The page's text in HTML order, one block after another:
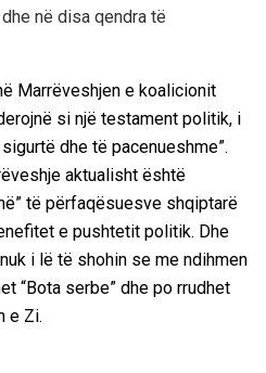
në disa qendra të
Marrëveshjen e koalicionit
si një testament politik, i
dhe të pacenueshme”.
aktualisht është
të përfaqësuesve shqiptarë
e pushtetit politik. Dhe
i lë të shohin se me ndihmen
“Bota serbe” dhe po rrudhet
e Zi.